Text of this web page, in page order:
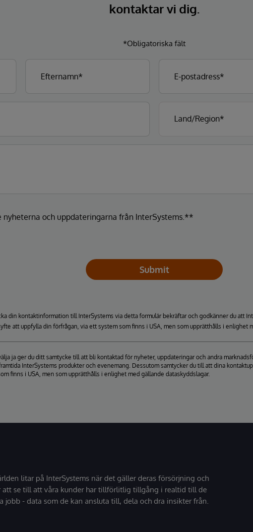
kontaktar vi dig.
*Obligatoriska fält
nyheterna och uppdateringarna från InterSystems.**
Submit
din kontaktinformation till InterSystems via detta formulär bekräftar och godkänner du att
att uppfylla din förfrågan, via ett system som finns i USA, men som upprätthålls i enlighet
ja ger du ditt samtycke till att bli kontaktad för nyheter, uppdateringar och andra
InterSystems produkter och evenemang. Dessutom samtycker du till att dina
finns i USA, men som upprätthålls i enlighet med gällande dataskyddslagar.
litar på InterSystems när det gäller deras försörjning och
att se till att våra kunder har tillförlitlig tillgång i realtid till de
jobb - data som de kan ansluta till, dela och dra insikter från.